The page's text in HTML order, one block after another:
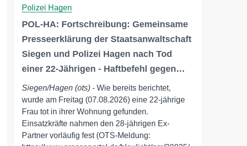
Polizei Hagen
POL-HA: Fortschreibung: Gemeinsame
Presseerklärung der Staatsanwaltschaft
Siegen und Polizei Hagen nach Tod
einer 22-Jährigen - Haftbefehl gegen…
Siegen/Hagen (ots) - Wie bereits berichtet,
wurde am Freitag (07.08.2026) eine 22-jährige
Frau tot in ihrer Wohnung gefunden.
Einsatzkräfte nahmen den 28-jährigen Ex-
Partner vorläufig fest (OTS-Meldung: